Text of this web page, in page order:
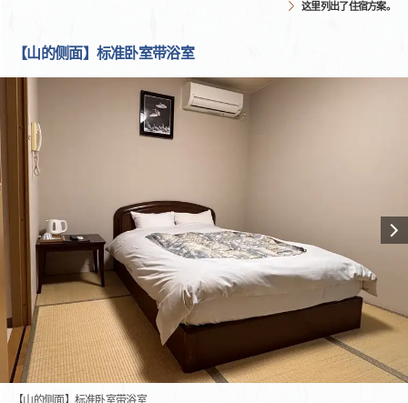
这里列出了住宿方案。
【山的侧面】标准卧室带浴室